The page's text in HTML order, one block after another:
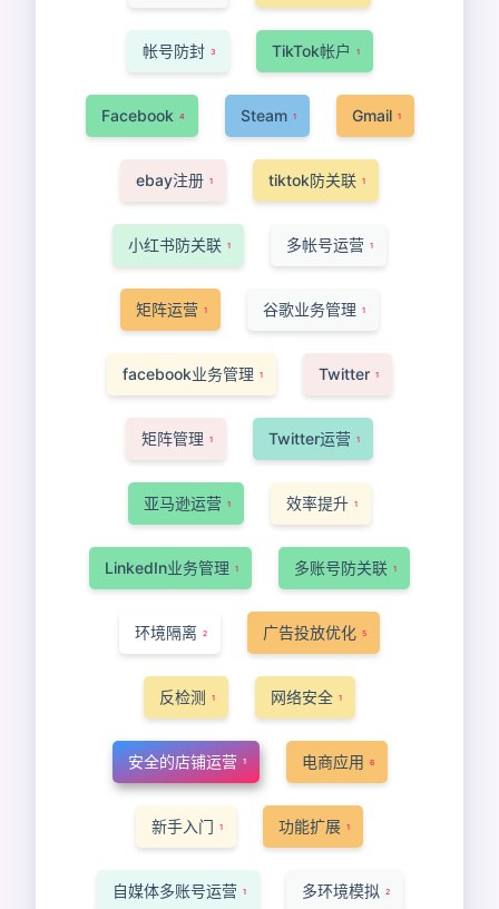
帐号防封 3 TikTok帐户 1
Facebook 4 Steam 1 Gmail 1
ebay注册 1 tiktok防关联 1
小红书防关联 1 多帐号运营 1
矩阵运营 1 谷歌业务管理 1
facebook业务管理 1 Twitter 1
矩阵管理 1 Twitter运营 1
亚马逊运营 1 效率提升 1
LinkedIn业务管理 1 多账号防关联 1
环境隔离 2 广告投放优化 5
反检测 1 网络安全 1
安全的店铺运营 1 电商应用 6
新手入门 1 功能扩展 1
自媒体多账号运营 1 多环境模拟 2